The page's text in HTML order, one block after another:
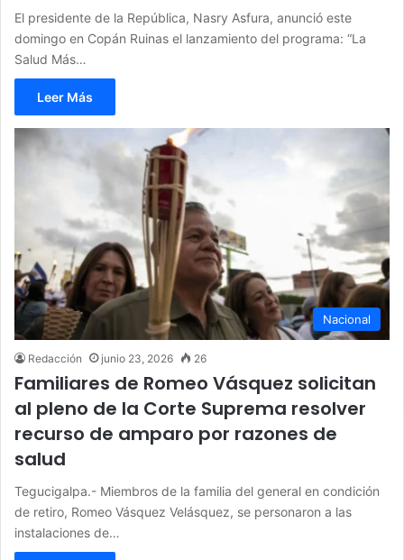
El presidente de la República, Nasry Asfura, anunció este
domingo en Copán Ruinas el lanzamiento del programa: “La
Salud Más…
Leer Más
Nacional
Redacción junio 23, 2026 26
Familiares de Romeo Vásquez solicitan
al pleno de la Corte Suprema resolver
recurso de amparo por razones de
salud
Tegucigalpa.- Miembros de la familia del general en condición
de retiro, Romeo Vásquez Velásquez, se personaron a las
instalaciones de…